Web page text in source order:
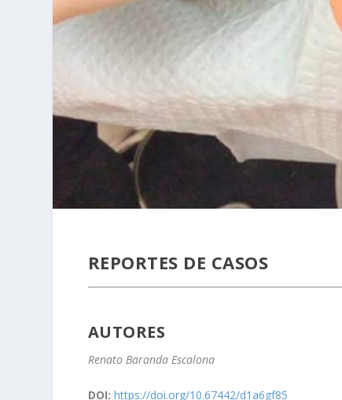
REPORTES DE CASOS
AUTORES
Renato Baranda Escalona
DOI: https://doi.org/10.67442/d1a6gf85